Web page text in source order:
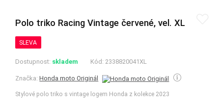
Polo triko Racing Vintage červené, vel. XL
SLEVA
Dostupnost: skladem Kód: 2338820041XL
Značka:Honda moto Originál
Stylové polo triko s vintage logem Honda z kolekce 2023